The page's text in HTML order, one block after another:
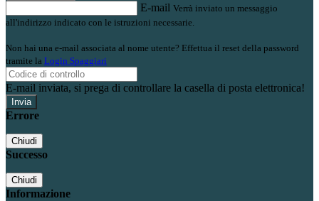
E-mail Verrà inviato un messaggio
all'indirizzo indicato con le istruzioni necessarie.
Non hai una e-mail associata al nome utente? Effettua il reset della password
tramite la Login Spaggiari
E-mail inviata, si prega di controllare la casella di posta elettronica!
Errore
Chiudi
Successo
Chiudi
Informazione